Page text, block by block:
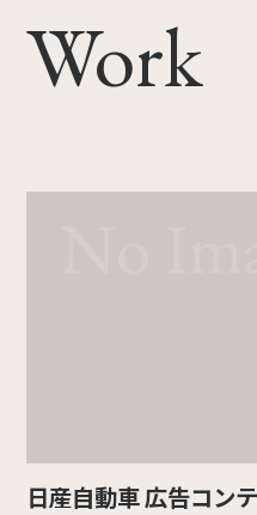
Work
日産自動車 広告コン